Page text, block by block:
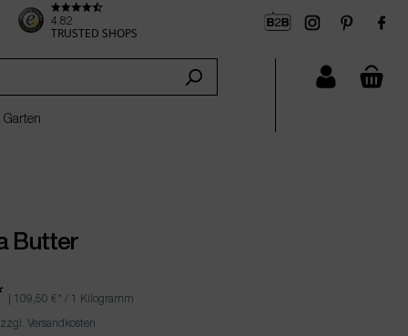
4.82
TRUSTED SHOPS
Garten
Butter
109,50 € * / 1 Kilogramm
Versandkosten